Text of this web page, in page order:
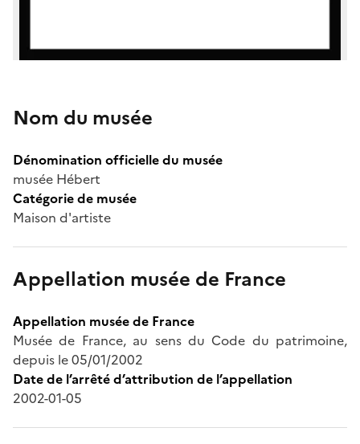
Nom du musée
Dénomination officielle du musée
musée Hébert
Catégorie de musée
Maison d'artiste
Appellation musée de France
Appellation musée de France
Musée de France, au sens du Code du patrimoine,
depuis le 05/01/2002
Date de l’arrêté d’attribution de l’appellation
2002-01-05